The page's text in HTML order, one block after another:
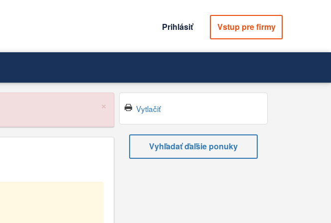
Prihlásiť Vstup pre firmy
× Vytlačiť
Vyhľadať ďaľšie ponuky